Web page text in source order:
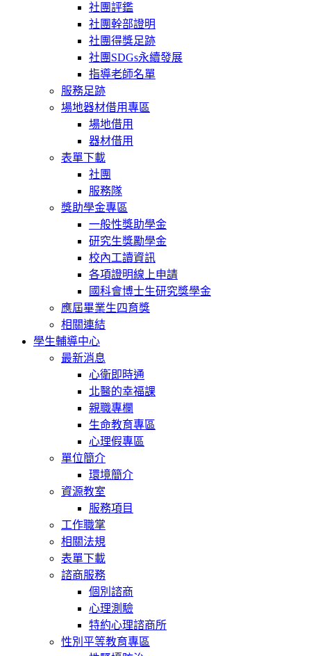
社團評鑑
社團幹部證明
社團得獎足跡
社團SDGs永續發展
指導老師名單
服務足跡
場地器材借用專區
場地借用
器材借用
表單下載
社團
服務隊
獎助學金專區
一般性獎助學金
研究生獎勵學金
校內工讀資訊
各項證明線上申請
國科會博士生研究獎學金
應屆畢業生四育獎
相關連結
學生輔導中心
最新消息
心衛即時通
北醫的幸福課
親職專欄
生命教育專區
心理假專區
單位簡介
環境簡介
資源教室
服務項目
工作職掌
相關法規
表單下載
諮商服務
個別諮商
心理測驗
特約心理諮商所
性別平等教育專區